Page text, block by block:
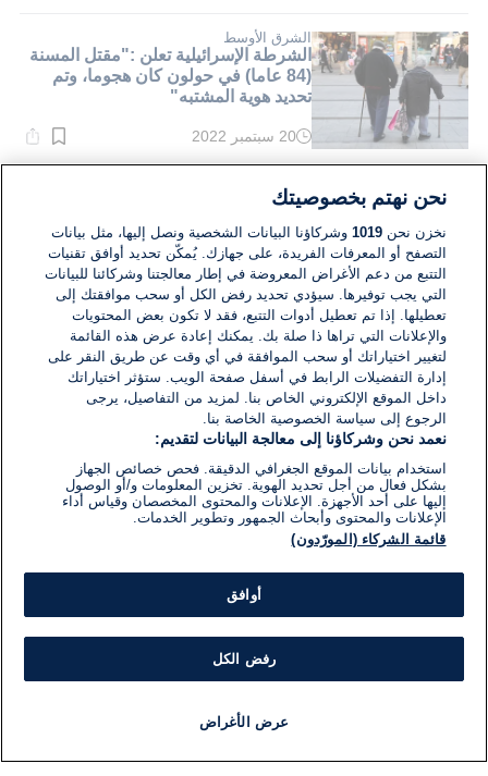
دقيقة.
الشرق الأوسط
الشرطة الإسرائيلية تعلن :"مقتل المسنة
(84 عاما) في حولون كان هجوما، وتم
تحديد هوية المشتبه"
وقت
دقيقة.
20 سبتمبر 2022
الشرق الأوسط
طفل مغربي يستفيد من عملية جراحية
"تشوه في القلب" في مستشفى
بإسرائيل
وقت
القراءة:
1}
دقيقة.
08 يناير 2021
نحن نهتم بخصوصيتك
نخزن نحن1019 وشركاؤنا البيانات الشخصية ونصل إليها، مثل بيانات
التصفح أو المعرفات الفريدة، على جهازك. يُمكّن تحديد أوافق تقنيات
التتبع من دعم الأغراض المعروضة في إطار معالجتنا وشركائنا للبيانات
التي يجب توفيرها. سيؤدي تحديد رفض الكل أو سحب موافقتك إلى
تعطيلها. إذا تم تعطيل أدوات التتبع، فقد لا تكون بعض المحتويات
والإعلانات التي تراها ذا صلة بك. يمكنك إعادة عرض هذه القائمة
لتغيير اختياراتك أو سحب الموافقة في أي وقت عن طريق النقر على
إدارة التفضيلات الرابط في أسفل صفحة الويب. ستؤثر اختياراتك
داخل الموقع الإلكتروني الخاص بنا. لمزيد من التفاصيل، يرجى
الرجوع إلى سياسة الخصوصية الخاصة بنا.
نعمد نحن وشركاؤنا إلى معالجة البيانات لتقديم:
استخدام بيانات الموقع الجغرافي الدقيقة. فحص خصائص الجهاز
بشكل فعال من أجل تحديد الهوية. تخزين المعلومات و/أو الوصول
إليها على أحد الأجهزة. الإعلانات والمحتوى المخصصان وقياس أداء
الإعلانات والمحتوى وأبحاث الجمهور وتطوير الخدمات.
قائمة الشركاء (المورّدون)
أوافق
رفض الكل
عرض الأغراض